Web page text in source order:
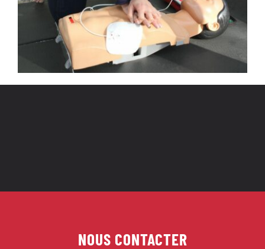
NOUS CONTACTER